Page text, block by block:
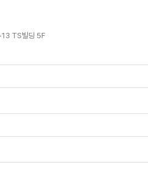
TS빌딩 5F